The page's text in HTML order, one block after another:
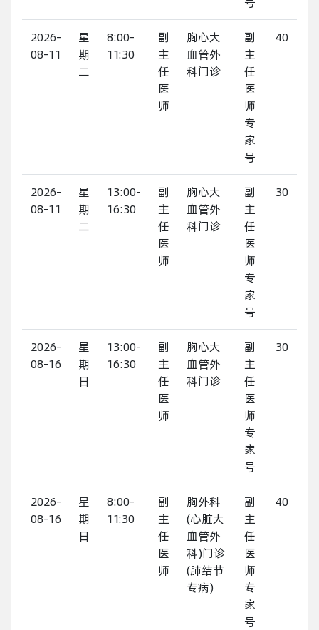
2026-
08-11
星
期
二
8:00-
11:30
副
主
任
医
师
胸心大
血管外
科门诊
副
主
任
医
师
专
家
号
40
2026-
08-11
星
期
二
13:00-
16:30
副
主
任
医
师
胸心大
血管外
科门诊
副
主
任
医
师
专
家
号
30
2026-
08-16
星
期
日
13:00-
16:30
副
主
任
医
师
胸心大
血管外
科门诊
副
主
任
医
师
专
家
号
30
2026-
08-16
星
期
日
8:00-
11:30
副
主
任
医
师
胸外科
(心脏大
血管外
科)门诊
(肺结节
专病)
副
主
任
医
师
专
家
号
40